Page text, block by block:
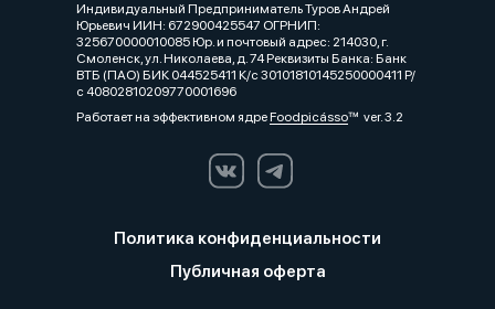
Индивидуальный Предприниматель Туров Андрей
Юрьевич ИИН: 672900425547 ОГРНИП:
325670000010085 Юр. и почтовый адрес: 214030, г.
Смоленск, ул. Николаева, д. 74 Реквизиты Банка: Банк
ВТБ (ПАО) БИК 044525411 К/с 30101810145250000411 Р/
с 40802810209770001696
Работает на эффективном ядреFoodpicássover. 3.2
Политика конфиденциальности
Публичная оферта